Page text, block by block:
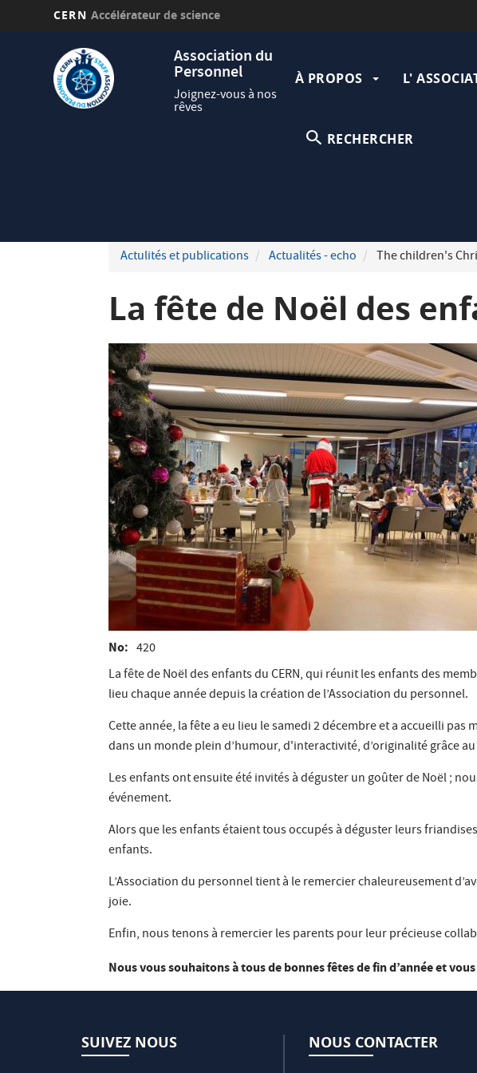
CERN Accélérateur de science
Association du
Personnel
Joignez-vous à nos
rêves
principale
À PROPOS L'
RECHERCHER
Actulités et publications Actualités - echo The children's
La fête de Noël des
No
420
La fête de Noël des enfants du CERN, qui réunit les enfants des
lieu chaque année depuis la création de l’Association du personnel.
Cette année, la fête a eu lieu le samedi 2 décembre et a accueilli
dans un monde plein d’humour, d'interactivité, d’originalité grâce au
Les enfants ont ensuite été invités à déguster un goûter de Noël ;
événement.
Alors que les enfants étaient tous occupés à déguster leurs
enfants.
L’Association du personnel tient à le remercier chaleureusement
joie.
Enfin, nous tenons à remercier les parents pour leur précieuse
Nous vous souhaitons à tous de bonnes fêtes de fin d’année et
SUIVEZ NOUS NOUS CONTACTER